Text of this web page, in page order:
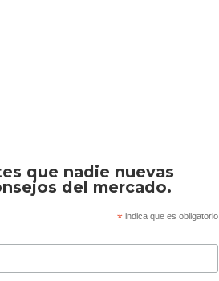
que nadie nuevas
del mercado.
* indica que es obligatorio